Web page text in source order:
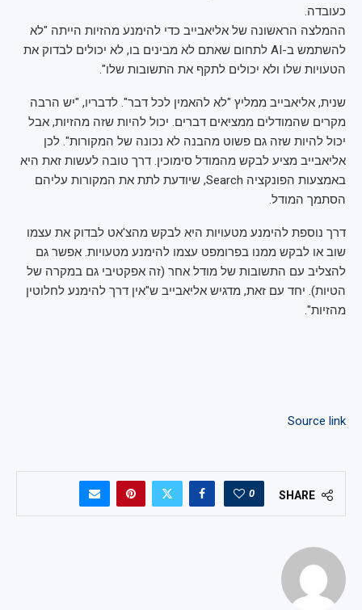
כעובדה.
ההמלצה הראשונה של אליאבייב כדי להימנע מהזיות הייתה "לא
להשתמש ב-AI לתחום שאתם לא מבינים בו, לא יכולים לבדוק את
הטעויות שלו ולא יכולים לתקף את התשובות שלו".
שנית, אליאבייב ממליץ "לא להאמין לכל דבר". לדבריו, "יש הרבה
מקרים שהמודלים ממציאים דברים. יכול להיות שזה מהזיות, אבל
יכול להיות שזה גם פשוט מהבנה לא נכונה של המקורות". לכן
אליאבייב מציע לבקש מהמודל סימוכין. דרך טובה לעשות זאת היא
באמצעות הפונקציה Search, שיודעת לתת את המקורות עליהם
הסתמך המודל.
דרך נוספת להימנע מטעויות היא לבקש מהצ'אט לבדוק את עצמו
שוב או לבקש ממנו בפרומפט עצמו להימנע מטעויות. אפשר גם
להצליב עם התשובות של מודל אחר (זה אפקטיבי גם במקרה של
הטיות). יחד עם זאת, מדגיש אליאבייב ש"אין דרך להימנע לחלוטין
מהזיות".
Source link
SHARE
0